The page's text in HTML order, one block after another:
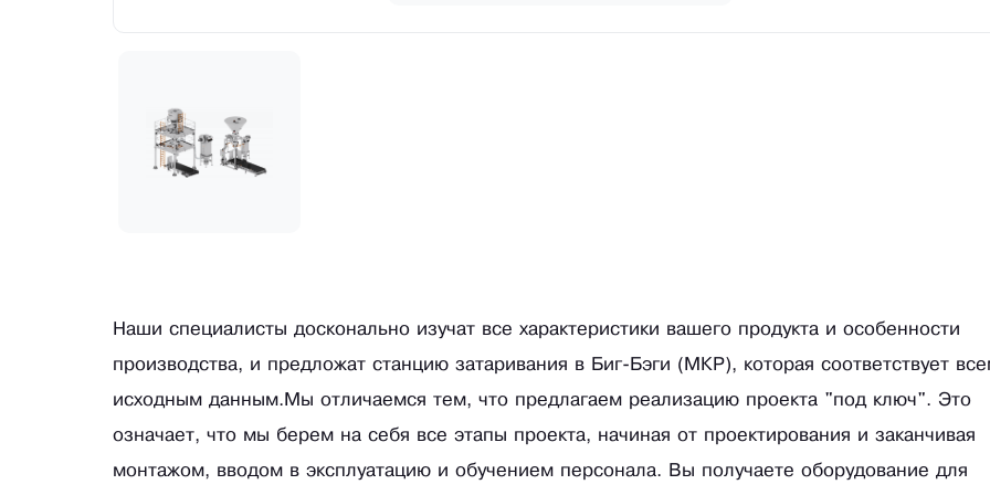
Наши специалисты досконально изучат все характеристики вашего продукта и особенности
производства, и предложат станцию затаривания в Биг-Бэги (МКР), которая соответствует
исходным данным.Мы отличаемся тем, что предлагаем реализацию проекта "под ключ". Это
означает, что мы берем на себя все этапы проекта, начиная от проектирования и заканчивая
монтажом, вводом в эксплуатацию и обучением персонала. Вы получаете оборудование для